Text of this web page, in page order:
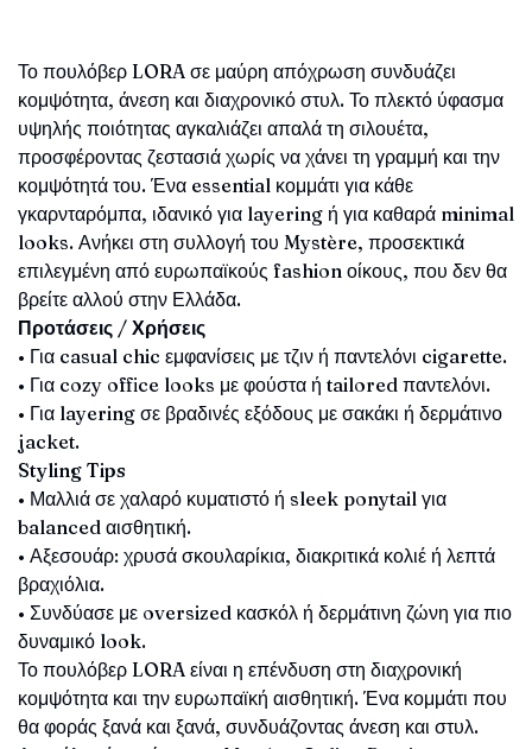
Το πουλόβερ LORA σε μαύρη απόχρωση συνδυάζει
κομψότητα, άνεση και διαχρονικό στυλ. Το πλεκτό ύφασμα
υψηλής ποιότητας αγκαλιάζει απαλά τη σιλουέτα,
προσφέροντας ζεστασιά χωρίς να χάνει τη γραμμή και την
κομψότητά του. Ένα essential κομμάτι για κάθε
γκαρνταρόμπα, ιδανικό για layering ή για καθαρά minimal
looks. Ανήκει στη συλλογή του Mystère, προσεκτικά
επιλεγμένη από ευρωπαϊκούς fashion οίκους, που δεν θα
βρείτε αλλού στην Ελλάδα.
Προτάσεις / Χρήσεις
• Για casual chic εμφανίσεις με τζιν ή παντελόνι cigarette.
• Για cozy office looks με φούστα ή tailored παντελόνι.
• Για layering σε βραδινές εξόδους με σακάκι ή δερμάτινο
jacket.
Styling Tips
• Μαλλιά σε χαλαρό κυματιστό ή sleek ponytail για
balanced αισθητική.
• Αξεσουάρ: χρυσά σκουλαρίκια, διακριτικά κολιέ ή λεπτά
βραχιόλια.
• Συνδύασε με oversized κασκόλ ή δερμάτινη ζώνη για πιο
δυναμικό look.
Το πουλόβερ LORA είναι η επένδυση στη διαχρονική
κομψότητα και την ευρωπαϊκή αισθητική. Ένα κομμάτι που
θα φοράς ξανά και ξανά, συνδυάζοντας άνεση και στυλ.